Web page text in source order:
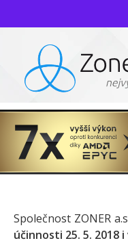
Společnost ZONER
účinnosti 25. 5. 2018